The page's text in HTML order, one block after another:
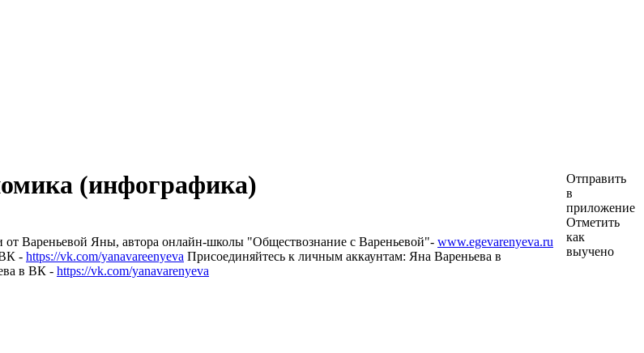
(инфографика)
Вареньевой Яны, автора онлайн-школы "Обществознание с Вареньевой"- www.egevarenyeva.ru
- https://vk.com/yanavareenyeva Присоединяйтесь к личным аккаунтам: Яна Вареньева в
в ВК - https://vk.com/yanavarenyeva
Отправить
в
приложение
Отметить
как
выучено